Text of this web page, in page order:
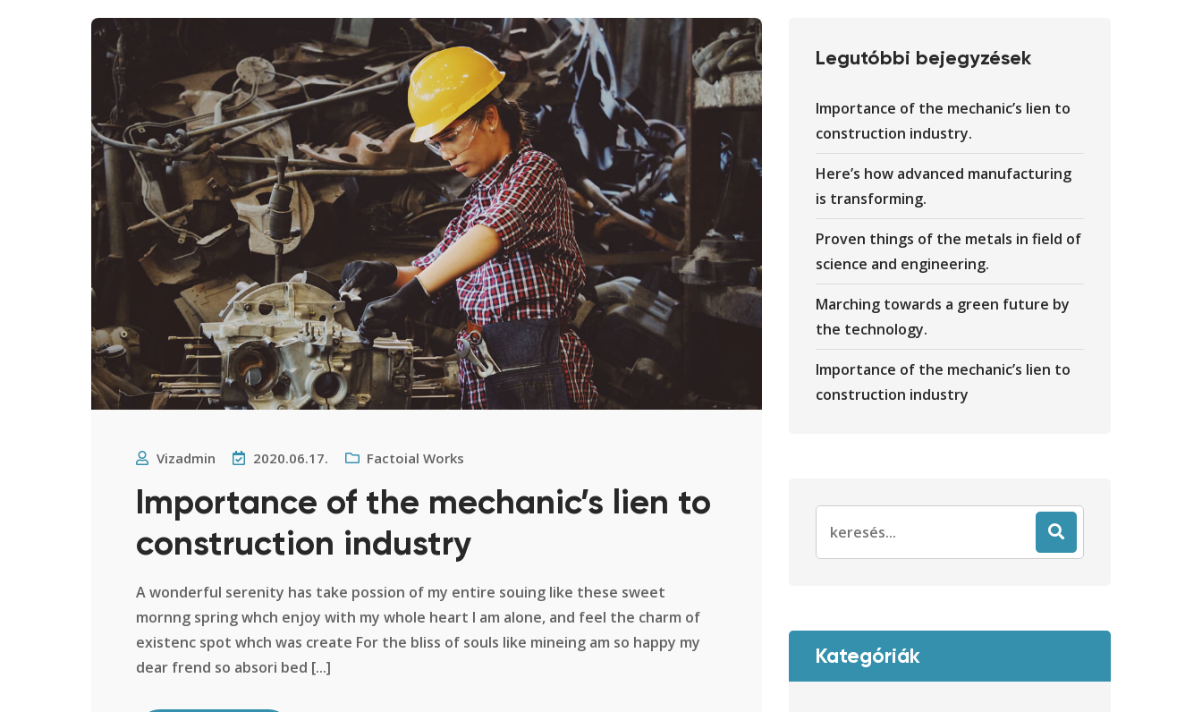
Vizadmin 2020.06.17. Factoial Works
Importance of the mechanic’s lien to
construction industry
A wonderful serenity has take possion of my entire souing like these sweet
mornng spring whch enjoy with my whole heart I am alone, and feel the charm of
existenc spot whch was create For the bliss of souls like mineing am so happy my
dear frend so absori bed [...]
Legutóbbi bejegyzések
Importance of the mechanic’s lien to
construction industry.
Here’s how advanced manufacturing
is transforming.
Proven things of the metals in field of
science and engineering.
Marching towards a green future by
the technology.
Importance of the mechanic’s lien to
construction industry
for:
Kategóriák